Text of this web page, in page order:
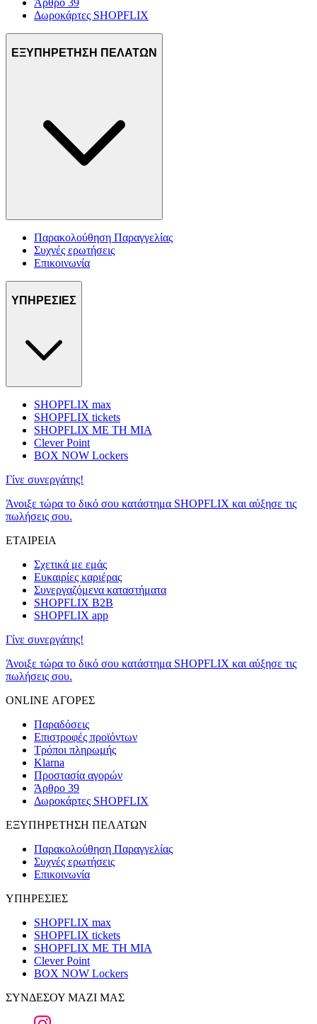
Άρθρο 39
Δωροκάρτες SHOPFLIX
ΕΞΥΠΗΡΕΤΗΣΗ ΠΕΛΑΤΩΝ
Παρακολούθηση Παραγγελίας
Συχνές ερωτήσεις
Επικοινωνία
ΥΠΗΡΕΣΙΕΣ
SHOPFLIX max
SHOPFLIX tickets
SHOPFLIX ΜΕ ΤΗ ΜΙΑ
Clever Point
BOX NOW Lockers
Γίνε συνεργάτης!
Άνοιξε τώρα το δικό σου κατάστημα SHOPFLIX και αύξησε τις
πωλήσεις σου.
ΕΤΑΙΡΕΙΑ
Σχετικά με εμάς
Ευκαιρίες καριέρας
Συνεργαζόμενα καταστήματα
SHOPFLIX B2B
SHOPFLIX app
Γίνε συνεργάτης!
Άνοιξε τώρα το δικό σου κατάστημα SHOPFLIX και αύξησε τις
πωλήσεις σου.
ONLINE ΑΓΟΡΕΣ
Παραδόσεις
Επιστροφές προϊόντων
Τρόποι πληρωμής
Klarna
Προστασία αγορών
Άρθρο 39
Δωροκάρτες SHOPFLIX
ΕΞΥΠΗΡΕΤΗΣΗ ΠΕΛΑΤΩΝ
Παρακολούθηση Παραγγελίας
Συχνές ερωτήσεις
Επικοινωνία
ΥΠΗΡΕΣΙΕΣ
SHOPFLIX max
SHOPFLIX tickets
SHOPFLIX ΜΕ ΤΗ ΜΙΑ
Clever Point
BOX NOW Lockers
ΣΥΝΔΕΣΟΥ ΜΑΖΙ ΜΑΣ